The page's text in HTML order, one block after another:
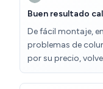
Buen resultado
De fácil montaje,
problemas de
por su precio,